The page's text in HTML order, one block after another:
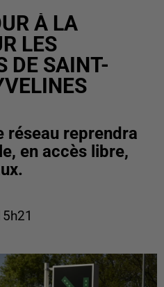
À LA
LES
DE SAINT-
réseau reprendra
en accès libre,